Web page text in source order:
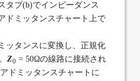
タブ(b)でインピーダンス
ドミッタンスチャート上で
ッタンスに変換し、正規化
Z0 = 50Ωの線路に接続され
ドミッタンスチャートに